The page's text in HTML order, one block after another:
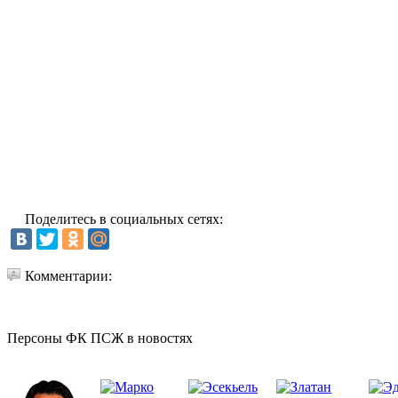
Поделитесь в социальных сетях:
Комментарии:
Персоны ФК ПСЖ в новостях